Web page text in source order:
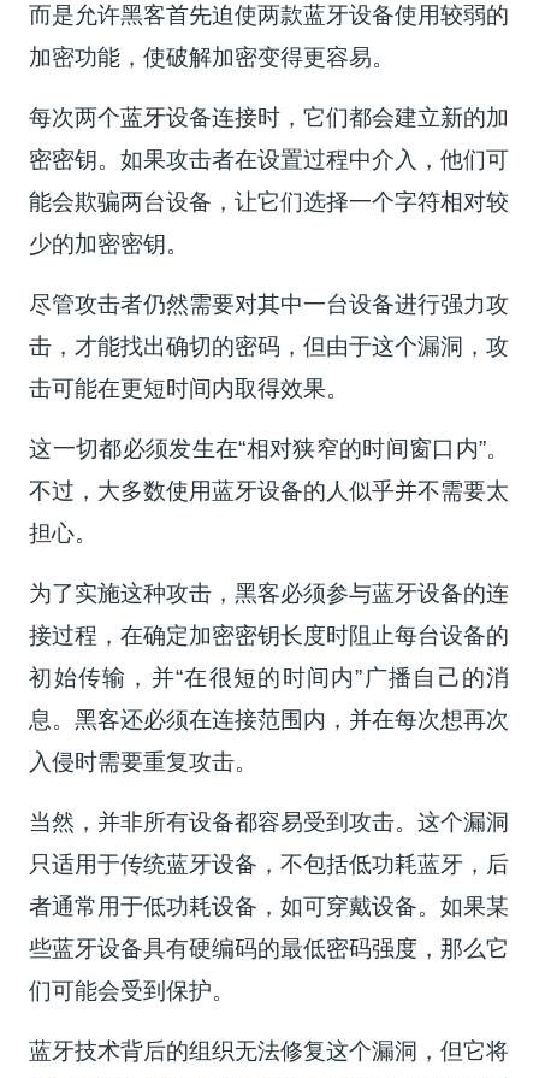
而是允许黑客首先迫使两款蓝牙设备使用较弱的
加密功能，使破解加密变得更容易。
每次两个蓝牙设备连接时，它们都会建立新的加
密密钥。如果攻击者在设置过程中介入，他们可
能会欺骗两台设备，让它们选择一个字符相对较
少的加密密钥。
尽管攻击者仍然需要对其中一台设备进行强力攻
击，才能找出确切的密码，但由于这个漏洞，攻
击可能在更短时间内取得效果。
这一切都必须发生在“相对狭窄的时间窗口内”。
不过，大多数使用蓝牙设备的人似乎并不需要太
担心。
为了实施这种攻击，黑客必须参与蓝牙设备的连
接过程，在确定加密密钥长度时阻止每台设备的
初始传输，并“在很短的时间内”广播自己的消
息。黑客还必须在连接范围内，并在每次想再次
入侵时需要重复攻击。
当然，并非所有设备都容易受到攻击。这个漏洞
只适用于传统蓝牙设备，不包括低功耗蓝牙，后
者通常用于低功耗设备，如可穿戴设备。如果某
些蓝牙设备具有硬编码的最低密码强度，那么它
们可能会受到保护。
蓝牙技术背后的组织无法修复这个漏洞，但它将